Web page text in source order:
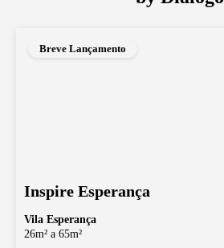
Breve Lançamento
Inspire Esperança
Vila Esperança
26m² a 65m²